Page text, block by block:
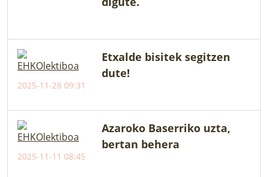
2025-11-28 09:31
Etxalde bisitek segitzen
dute!
2025-11-11 08:45
Azaroko Baserriko uzta,
bertan behera